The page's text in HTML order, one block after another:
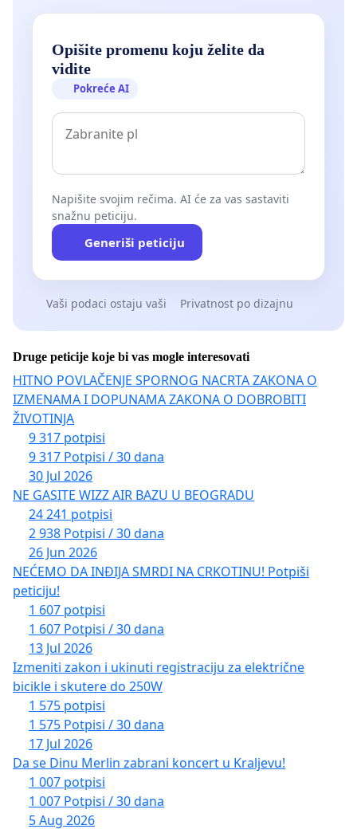
Opišite promenu koju želite da
vidite
Pokreće AI
Napišite svojim rečima. AI će za vas sastaviti
snažnu peticiju.
Generiši peticiju
Vaši podaci ostaju vaši Privatnost po dizajnu
Druge peticije koje bi vas mogle interesovati
HITNO POVLAČENJE SPORNOG NACRTA ZAKONA O
IZMENAMA I DOPUNAMA ZAKONA O DOBROBITI
ŽIVOTINJA
9 317 potpisi
9 317 Potpisi / 30 dana
30 Jul 2026
NE GASITE WIZZ AIR BAZU U BEOGRADU
24 241 potpisi
2 938 Potpisi / 30 dana
26 Jun 2026
NEĆEMO DA INĐIJA SMRDI NA CRKOTINU! Potpiši
peticiju!
1 607 potpisi
1 607 Potpisi / 30 dana
13 Jul 2026
Izmeniti zakon i ukinuti registraciju za električne
bicikle i skutere do 250W
1 575 potpisi
1 575 Potpisi / 30 dana
17 Jul 2026
Da se Dinu Merlin zabrani koncert u Kraljevu!
1 007 potpisi
1 007 Potpisi / 30 dana
5 Aug 2026